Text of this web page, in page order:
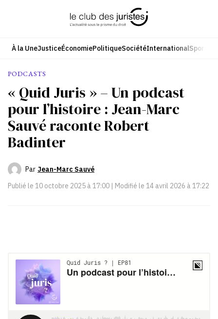
À la UneJusticeÉconomiePolitiqueSociétéInternationalSport
PODCASTS
« Quid Juris » – Un podcast
pour l’histoire : Jean-Marc
Sauvé raconte Robert
Badinter
Par Jean-Marc Sauvé
Publié le 10 octobre 2025 à 17:00 | Modifié le 14 avril 2026 à 17:22